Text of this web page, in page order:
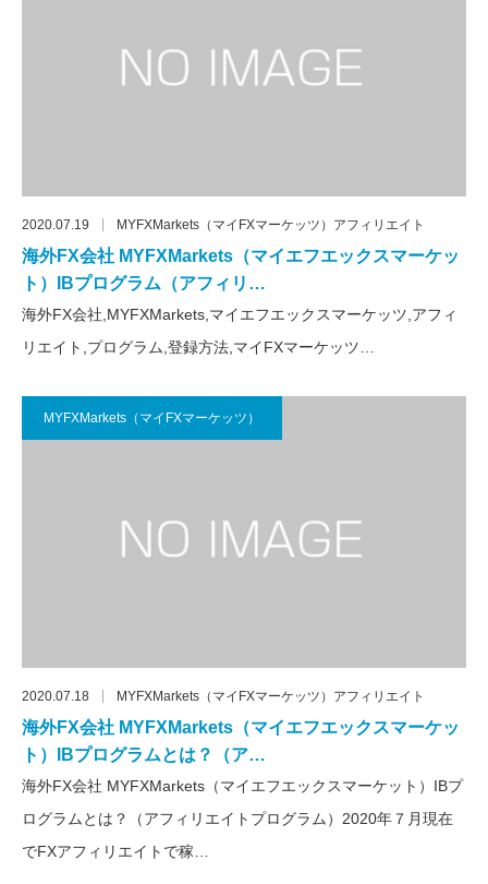
2020.07.19 MYFXMarkets（マイFXマーケッツ）アフィリエイト
海外FX会社 MYFXMarkets（マイエフエックスマーケッ
ト）IBプログラム（アフィリ…
海外FX会社,MYFXMarkets,マイエフエックスマーケッツ,アフィ
リエイト,プログラム,登録方法,マイFXマーケッツ…
MYFXMarkets（マイFXマーケッツ）
2020.07.18 MYFXMarkets（マイFXマーケッツ）アフィリエイト
海外FX会社 MYFXMarkets（マイエフエックスマーケッ
ト）IBプログラムとは？（ア…
海外FX会社 MYFXMarkets（マイエフエックスマーケット）IBプ
ログラムとは？（アフィリエイトプログラム）2020年７月現在
でFXアフィリエイトで稼…